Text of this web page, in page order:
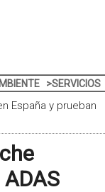
>SERVICIOS
España y prueban